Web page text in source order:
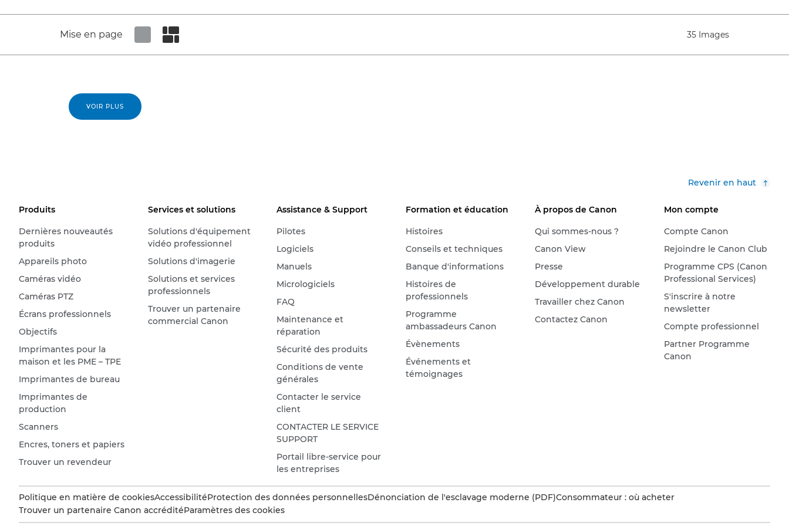
Mise en page 35 Images
VOIR PLUS
Revenir en haut
Produits
Dernières nouveautés
produits
Appareils photo
Caméras vidéo
Caméras PTZ
Écrans professionnels
Objectifs
Imprimantes pour la
maison et les PME – TPE
Imprimantes de bureau
Imprimantes de
production
Scanners
Encres, toners et papiers
Trouver un revendeur
Services et solutions
Solutions d'équipement
vidéo professionnel
Solutions d'imagerie
Solutions et services
professionnels
Trouver un partenaire
commercial Canon
Assistance & Support
Pilotes
Logiciels
Manuels
Micrologiciels
FAQ
Maintenance et
réparation
Sécurité des produits
Conditions de vente
générales
Contacter le service
client
CONTACTER LE SERVICE
SUPPORT
Portail libre-service pour
les entreprises
Formation et éducation
Histoires
Conseils et techniques
Banque d'informations
Histoires de
professionnels
Programme
ambassadeurs Canon
Évènements
Événements et
témoignages
À propos de Canon
Qui sommes-nous ?
Canon View
Presse
Développement durable
Travailler chez Canon
Contactez Canon
Mon compte
Compte Canon
Rejoindre le Canon Club
Programme CPS (Canon
Professional Services)
S'inscrire à notre
newsletter
Compte professionnel
Partner Programme
Canon
Politique en matière de cookiesAccessibilitéProtection des données personnellesDénonciation de l'esclavage moderne (PDF)Consommateur : où acheter
Trouver un partenaire Canon accréditéParamètres des cookies